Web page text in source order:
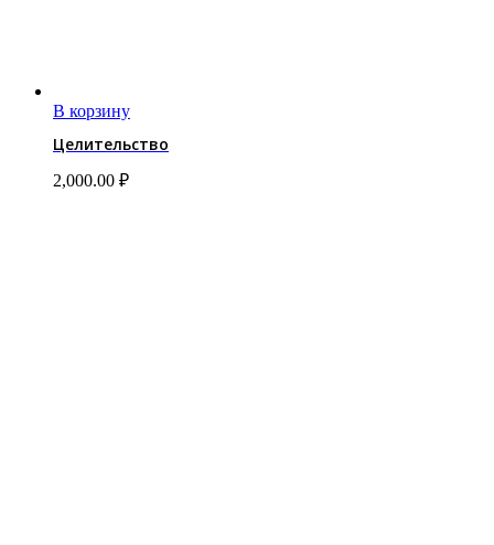
В корзину
Целительство
2,000.00 ₽